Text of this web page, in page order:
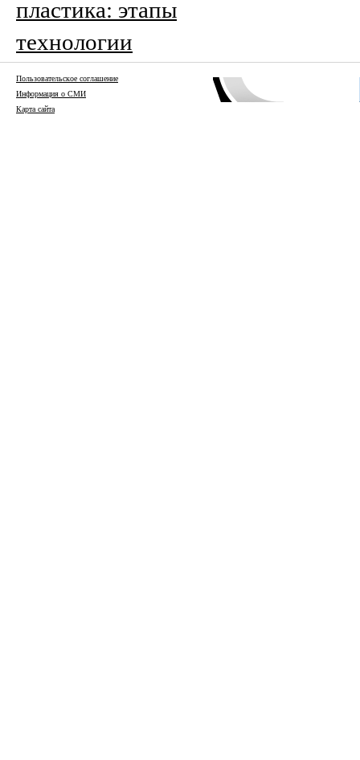
пластика: этапы
технологии
Пользовательское соглашение
Информация о СМИ
Карта сайта